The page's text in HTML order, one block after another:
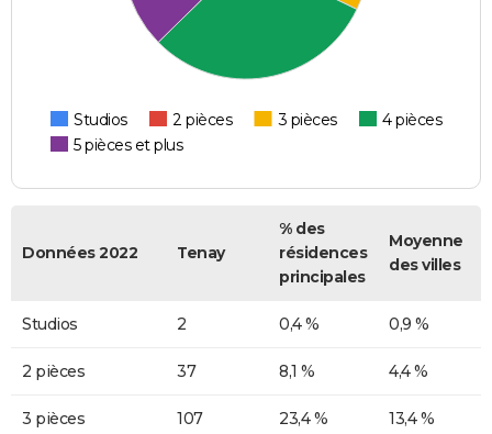
Studios 2 pièces 3 pièces
4 pièces
5 pièces et plus
Données 2022 Tenay
% des
résidences
principales
Moyenne
des villes
Studios 2 0,4 % 0,9 %
2 pièces 37 8,1 % 4,4 %
3 pièces 107 23,4 % 13,4 %